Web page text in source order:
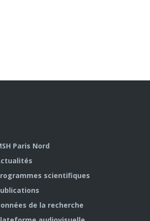
Paris Nord
scientifiques
de la recherche